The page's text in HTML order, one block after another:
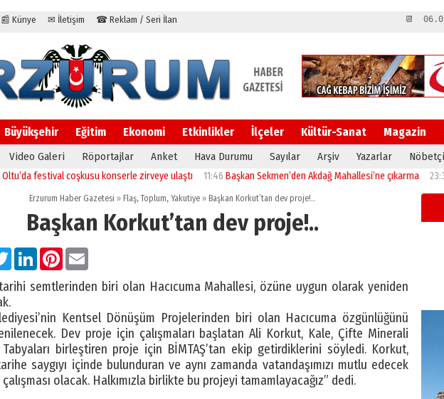
📰 Künye ✉ İletişim ☎ Reklam / Seri İlan 📆
Büyükşehir Eğitim Ekonomi Etkinlikler İlçeler Kültür-Sanat Magazin
Video Galeri Röportajlar Anket Hava Durumu Sayılar Arşiv Yazarlar
festival coşkusu konserle zirveye ulaştı 11:46 Başkan Sekmen’den Akdağ Mahallesi’ne çıkarma 23:32
Erzurum Haber Gazetesi » Flaş,Toplum, Yakutiye » Başkan Korkut’tan dev proje!..
Başkan Korkut’tan dev proje!..
TwitterLinkedInPinterest
tarihi semtlerinden biri olan Hacıcuma Mahallesi, özüne uygun olarak yeniden
Kentsel Dönüşüm Projelerinden biri olan Hacıcuma özgünlüğünü
Dev proje için çalışmaları başlatan Ali Korkut, Kale, Çifte Minerali
birleştiren proje için BİMTAŞ’tan ekip getirdiklerini söyledi. Korkut,
saygıyı içinde bulunduran ve aynı zamanda vatandaşımızı mutlu edecek
olacak. Halkımızla birlikte bu projeyi tamamlayacağız” dedi.